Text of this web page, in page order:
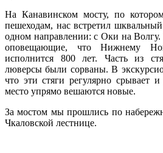
На Канавинском мосту, по
пешеходам, нас встретил
одном направлении: с Оки на Волгу.
оповещающие, что Нижнему
исполнится 800 лет. Часть из
люверсы были сорваны. В
что эти стяги регулярно срывает
место упрямо вешаются новые.
За мостом мы прошлись по
Чкаловской лестнице.